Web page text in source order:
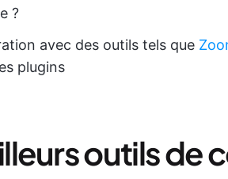
?
avec des outils tels que
plugins
outils de